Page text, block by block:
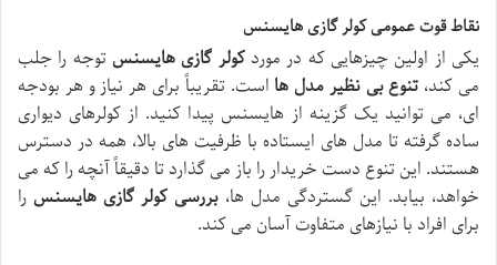
نقاط قوت عمومی کولر گازی هایسنس
یکی از اولین چیزهایی که در موردکولر گازی هایسنستوجه را جلب
می کند، تنوع بی نظیر مدل ها است. تقریباً برای هر نیاز و هر بودجه
ای، می توانید یک گزینه از هایسنس پیدا کنید. از کولرهای دیواری
ساده گرفته تا مدل های ایستاده با ظرفیت های بالا، همه در دسترس
هستند. این تنوع دست خریدار را باز می گذارد تا دقیقاً آنچه را که می
خواهد، بیابد. این گستردگی مدل ها، بررسی کولر گازی هایسنس را
برای افراد با نیازهای متفاوت آسان می کند.